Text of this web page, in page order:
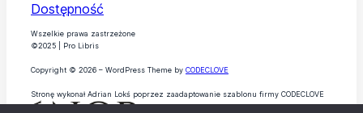
Dostępność
Wszelkie prawa zastrzeżone
©2025 | Pro Libris
Copyright © 2026 – WordPress Theme by CODECLOVE
Stronę wykonał Adrian Lokś poprzez zaadaptowanie szablonu firmy CODECLOVE